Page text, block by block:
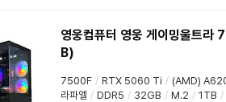
영웅컴퓨터 영웅 게이밍울
B)
7500F / RTX 5060 Ti / (AMD)
라파엘 / DDR5 / 32GB / M.2 / 1TB /